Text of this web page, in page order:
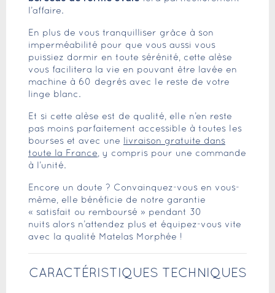
l’affaire.
En plus de vous tranquilliser grâce à son
imperméabilité pour que vous aussi vous
puissiez dormir en toute sérénité, cette alèse
vous facilitera la vie en pouvant être lavée en
machine à 60 degrés avec le reste de votre
linge blanc.
Et si cette alèse est de qualité, elle n’en reste
pas moins parfaitement accessible à toutes les
bourses et avec une
livraison gratuite dans
toute la France, y compris pour une commande
à l’unité.
Encore un doute ? Convainquez-vous en vous-
même, elle bénéficie de notre garantie
« satisfait ou remboursé » pendant 30
nuits alors n’attendez plus et équipez-vous vite
avec la qualité Matelas Morphée !
CARACTÉRISTIQUES TECHNIQUES